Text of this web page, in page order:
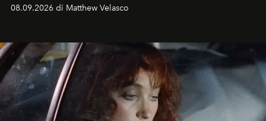
08.09.2026 di Matthew Velasco